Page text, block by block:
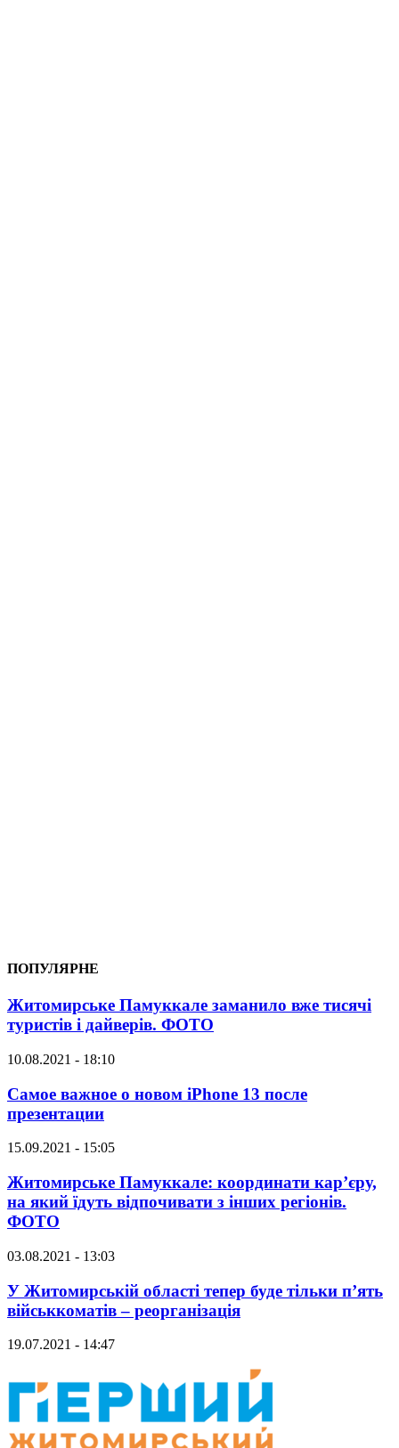
ПОПУЛЯРНЕ
Житомирське Памуккале заманило вже тисячі
туристів і дайверів. ФОТО
10.08.2021 - 18:10
Самое важное о новом iPhone 13 после
презентации
15.09.2021 - 15:05
Житомирське Памуккале: координати кар’єру,
на який їдуть відпочивати з інших регіонів.
ФОТО
03.08.2021 - 13:03
У Житомирській області тепер буде тільки п’ять
військкоматів – реорганізація
19.07.2021 - 14:47